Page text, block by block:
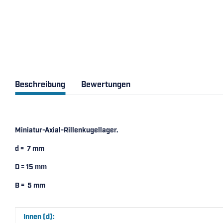
Beschreibung Bewertungen
Miniatur-Axial-Rillenkugellager.
d = 7 mm
D = 15 mm
B = 5 mm
Produkteigenschaft
Wert
Innen (d):